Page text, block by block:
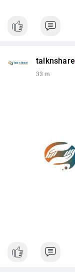
talknshare
33 m